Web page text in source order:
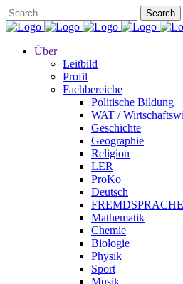
Über
Leitbild
Profil
Fachbereiche
Politische Bildung
WAT /
Geschichte
Geographie
Religion
LER
ProKo
Deutsch
Mathematik
Chemie
Biologie
Physik
Sport
Musik